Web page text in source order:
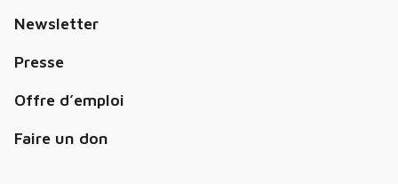
Newsletter
Presse
Offre d’emploi
Faire un don